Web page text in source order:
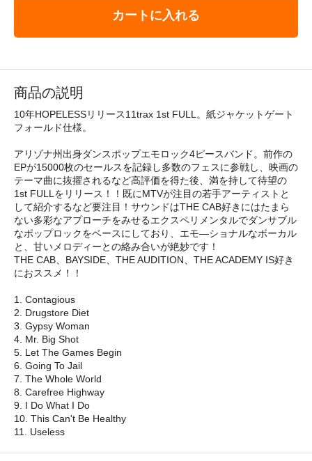
カートに入れる
商品の説明
10年HOPELESSリリース11trax 1st FULL。紙ジャケットゲート
フォールド仕様。
アリゾナ州出身ダンスポップエモロック4ピースバンド。前作の
EPが15000枚のセールスを記録し多数のフェスに参戦し、映画の
テーマ曲に抜擢されるなど高評価を得た後、満を持して待望の
1st FULLをリリース！！既にMTVが注目の若手アーティストと
して紹介するなど要注目！サウンドはTHE CAB好きにはたまら
ない多彩なアプローチをみせるエクスペリメンタルでダンサブル
なポップロックをベースにしており、エモ―ショナルなボーカル
と、甘いメロディーとの絡み合いが絶妙です！
THE CAB、BAYSIDE、THE AUDITION、THE ACADEMY IS好き
におススメ！！
1. Contagious
2. Drugstore Diet
3. Gypsy Woman
4. Mr. Big Shot
5. Let The Games Begin
6. Going To Jail
7. The Whole World
8. Carefree Highway
9. I Do What I Do
10. This Can't Be Healthy
11. Useless